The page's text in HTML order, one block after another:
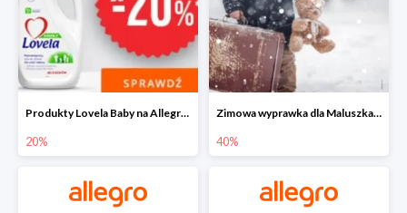
Produkty Lovela Baby na Allegro do -20%
20%
Zimowa wyprawka dla Maluszka na Allegro do -40%
40%